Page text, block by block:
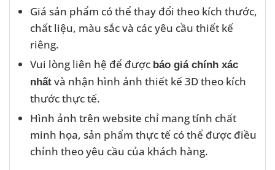
Giá sản phẩm có thể thay đổi theo kích thước,
chất liệu, màu sắc và các yêu cầu thiết kế
riêng.
Vui lòng liên hệ để được báo giá chính xác
nhấtvà nhận hình ảnh thiết kế 3D theo kích
thước thực tế.
Hình ảnh trên website chỉ mang tính chất
minh họa, sản phẩm thực tế có thể được điều
chỉnh theo yêu cầu của khách hàng.